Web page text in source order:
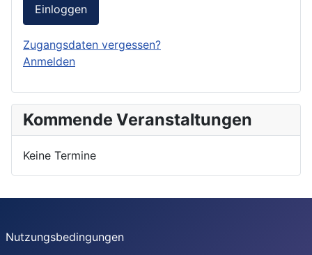
Einloggen
Zugangsdaten vergessen?
Anmelden
Kommende Veranstaltungen
Keine Termine
Nutzungsbedingungen